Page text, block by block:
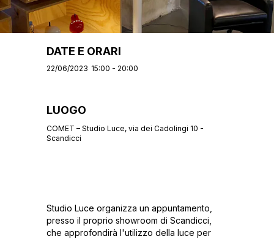
DATE E ORARI
22/06/2023 15:00 - 20:00
LUOGO
COMET – Studio Luce, via dei Cadolingi 10 -
Scandicci
Studio Luce organizza un appuntamento,
presso il proprio showroom di Scandicci,
che approfondirà l'utilizzo della luce per